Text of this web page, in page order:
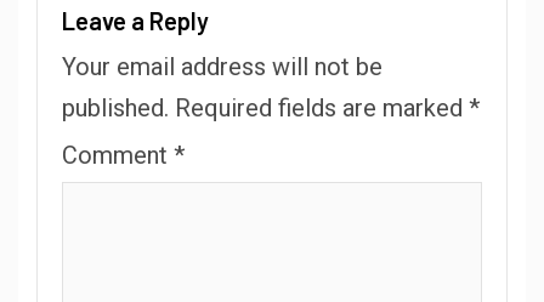
Leave a Reply
Your email address will not be
published. Required fields are marked *
Comment *